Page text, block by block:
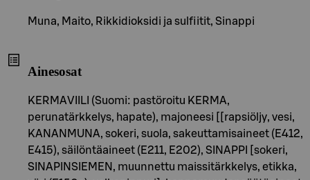
Muna, Maito, Rikkidioksidi ja sulfiitit, Sinappi
Ainesosat
KERMAVIILI (Suomi: pastöroitu KERMA,
perunatärkkelys, hapate), majoneesi [[rapsiöljy, vesi,
KANANMUNA, sokeri, suola, sakeuttamisaineet (E412,
E415), säilöntäaineet (E211, E202), SINAPPI [sokeri,
SINAPINSIEMEN, muunnettu maissitärkkelys, etikka,